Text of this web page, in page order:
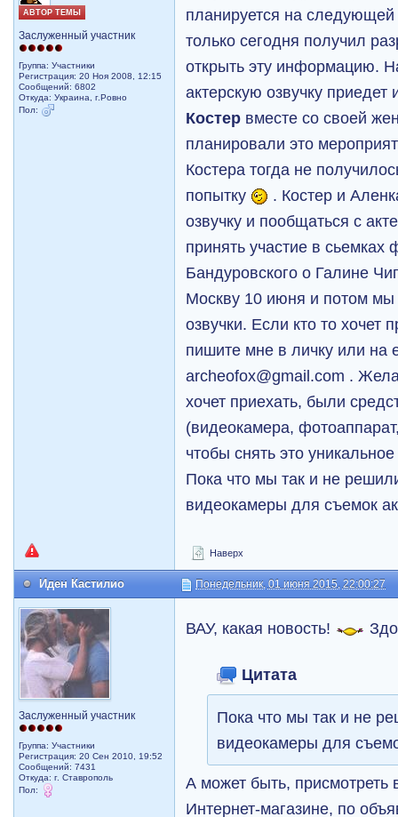
АВТОР ТЕМЫ
Заслуженный участник
Группа: Участники
Регистрация: 20 Ноя 2008, 12:15
Сообщений: 6802
Откуда: Украина, г.Ровно
Пол:
планируется на следующей
только сегодня получил
открыть эту информацию.
актерскую озвучку
Костер вместе со своей
планировали это
Костера тогда не
попытку
. Костер и
озвучку и пообщаться с
принять участие в
Бандуровского о Галине
Москву 10 июня и потом мы
озвучки. Если кто то хочет
пишите мне в личку или на
archeofox@gmail.com .
хочет приехать, были
(видеокамера,
чтобы снять это
Пока что мы так и не
видеокамеры для съемок
Наверх
Иден Кастилио Понедельник, 01 июня 2015, 22:00:27
Заслуженный участник
Группа: Участники
Регистрация: 20 Сен 2010, 19:52
Сообщений: 7431
Откуда: г. Ставрополь
Пол:
ВАУ, какая новость!
Цитата
Пока что мы так и не
видеокамеры для
А может быть, присмотреть
Интернет-магазине, по